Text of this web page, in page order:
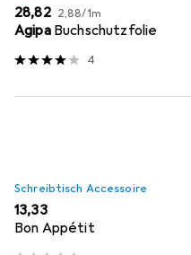
EUR
28,82 EUR
2,88/1m
Agipa Buchschutzfolie
4
Schreibtisch Accessoire
EUR
13,33
Bon Appétit